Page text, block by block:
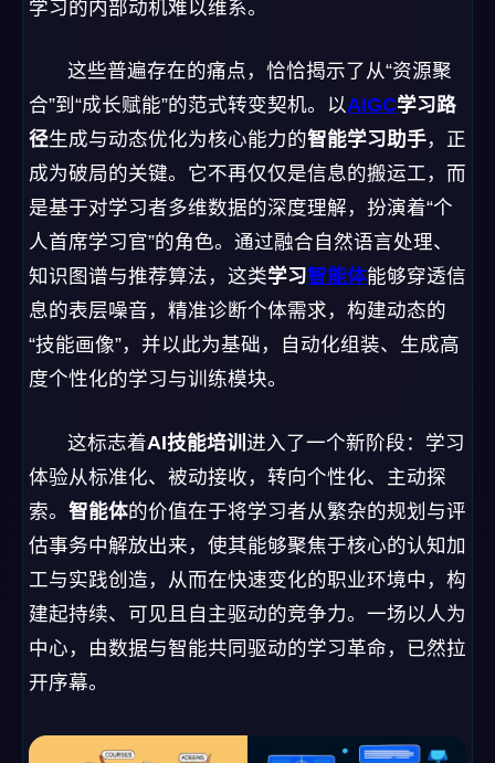
学习的内部动机难以维系。
这些普遍存在的痛点，恰恰揭示了从“资源聚
合”到“成长赋能”的范式转变契机。以AIGC学习路
径生成与动态优化为核心能力的智能学习助手，正
成为破局的关键。它不再仅仅是信息的搬运工，而
是基于对学习者多维数据的深度理解，扮演着“个
人首席学习官”的角色。通过融合自然语言处理、
知识图谱与推荐算法，这类学习智能体能够穿透信
息的表层噪音，精准诊断个体需求，构建动态的
“技能画像”，并以此为基础，自动化组装、生成高
度个性化的学习与训练模块。
这标志着AI技能培训进入了一个新阶段：学习
体验从标准化、被动接收，转向个性化、主动探
索。 智能体的价值在于将学习者从繁杂的规划与评
估事务中解放出来，使其能够聚焦于核心的认知加
工与实践创造，从而在快速变化的职业环境中，构
建起持续、可见且自主驱动的竞争力。一场以人为
中心，由数据与智能共同驱动的学习革命，已然拉
开序幕。